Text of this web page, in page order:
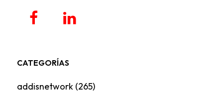
CATEGORÍAS
addisnetwork(265)